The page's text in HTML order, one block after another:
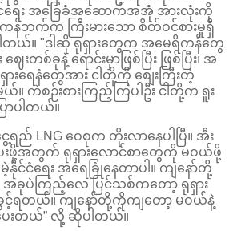
ေး အခြေခံအဆောက်အအုံ အားလုံးကို
က်က ကြီးမားသော စိတ်ဝင်စားမှုရှိ
ပါတယ်။ "ဒါဆို ရုရှားတွေက အမေရိကန်တွေ
းတစ်ခုနဲ့ ရောင်းမှာဖြစ်ပြီး ဖြစ်ပြီး၊ အ
ရေနံတွေအား ငါတို့ကို စျေးကြီးတဲ့
ယ်။ ကဲစဉ်းစားကြည့်ကြပါဦး ငါတို့က ရူး
ာပါတယ်။
ေ့ရည် LNG ဝေစုက တိုးလာနေပါပြီ။ အီး
းဖို့အတွက် ရုရှားလောင်စာတွေကို မဝယ်ဖို့
ရေး အရေခြုံနေတာပါ။ ကျနော်တို့
ခုပဲကြည့်လေ ပြင်သစ်ကတော့ ရုရှား
ရတယ်။ ကျနော်တို့ကိုကျတော့ မဝယ်နဲ့
ေးတယ်” လို့ ဆိုပါတယ်။